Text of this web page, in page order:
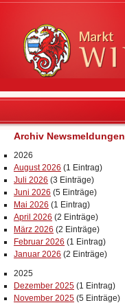
Archiv Newsmeldungen
2026
August 2026 (1 Eintrag)
Juli 2026 (3 Einträge)
Juni 2026 (5 Einträge)
Mai 2026 (1 Eintrag)
April 2026 (2 Einträge)
März 2026 (2 Einträge)
Februar 2026 (1 Eintrag)
Januar 2026 (2 Einträge)
2025
Dezember 2025 (1 Eintrag)
November 2025 (5 Einträge)